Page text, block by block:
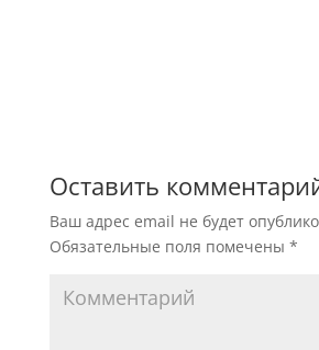
Оставить
Ваш адрес email не будет
Обязательные поля помечены *